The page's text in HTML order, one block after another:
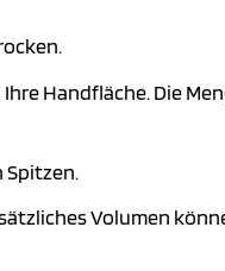
Handfläche. Die
Spitzen.
Volumen